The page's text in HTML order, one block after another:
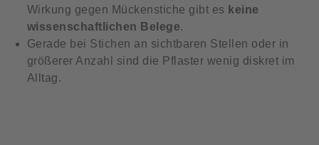
Wirkung gegen Mückenstiche gibt es keine
wissenschaftlichen Belege.
Gerade bei Stichen an sichtbaren Stellen oder in
größerer Anzahl sind die Pflaster wenig diskret im
Alltag.